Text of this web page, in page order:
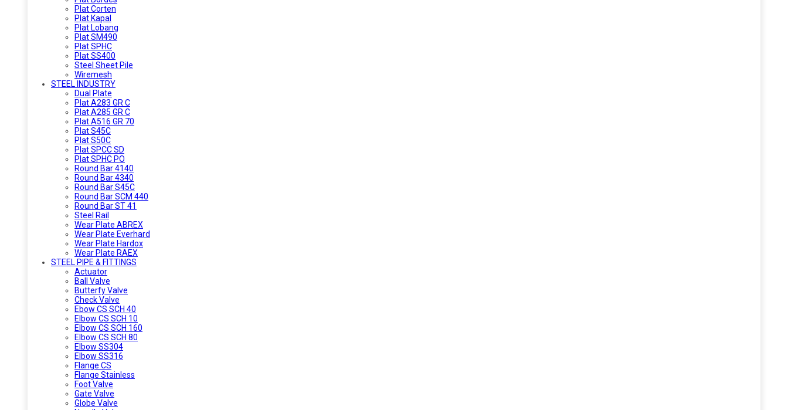
Plat Corten
Plat Kapal
Plat Lobang
Plat SM490
Plat SPHC
Plat SS400
Steel Sheet Pile
Wiremesh
STEEL INDUSTRY
Dual Plate
Plat A283 GR C
Plat A285 GR C
Plat A516 GR 70
Plat S45C
Plat S50C
Plat SPCC SD
Plat SPHC PO
Round Bar 4140
Round Bar 4340
Round Bar S45C
Round Bar SCM 440
Round Bar ST 41
Steel Rail
Wear Plate ABREX
Wear Plate Everhard
Wear Plate Hardox
Wear Plate RAEX
STEEL PIPE & FITTINGS
Actuator
Ball Valve
Butterfy Valve
Check Valve
Ebow CS SCH 40
Elbow CS SCH 10
Elbow CS SCH 160
Elbow CS SCH 80
Elbow SS304
Elbow SS316
Flange CS
Flange Stainless
Foot Valve
Gate Valve
Globe Valve